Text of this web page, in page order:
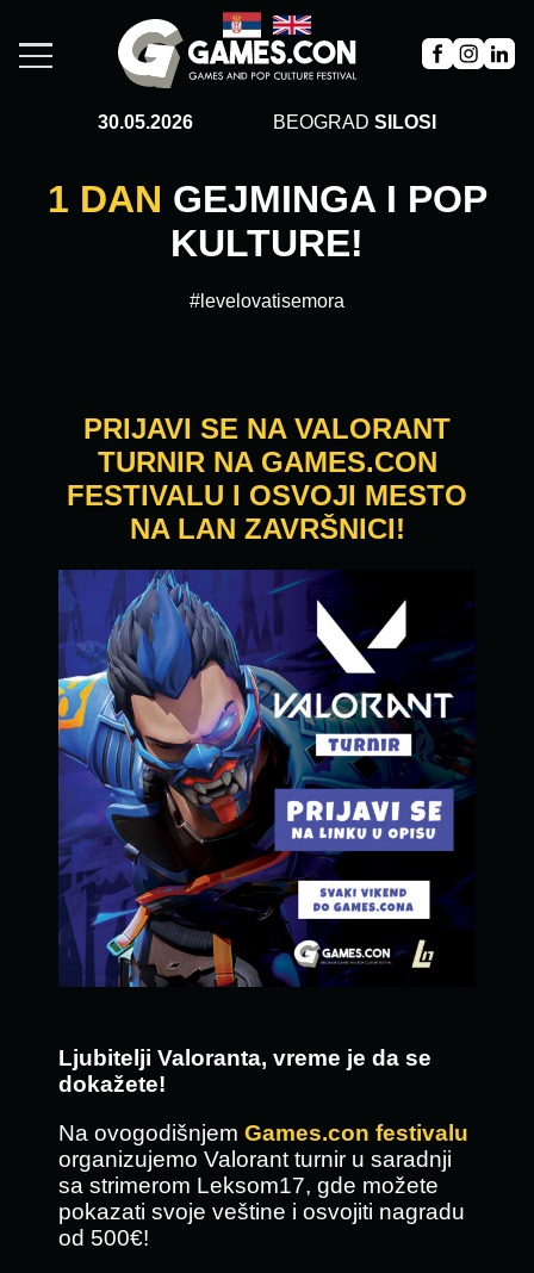
30.05.2026 BEOGRAD SILOSI
1 DAN GEJMINGA I POP
KULTURE!
#levelovatisemora
PRIJAVI SE NA VALORANT
TURNIR NA GAMES.CON
FESTIVALU I OSVOJI MESTO
NA LAN ZAVRŠNICI!
Ljubitelji Valoranta, vreme je da se
dokažete!
Na ovogodišnjemGames.con festivalu
organizujemo Valorant turnir u saradnji
sa strimerom Leksom17, gde možete
pokazati svoje veštine i osvojiti nagradu
od 500€!